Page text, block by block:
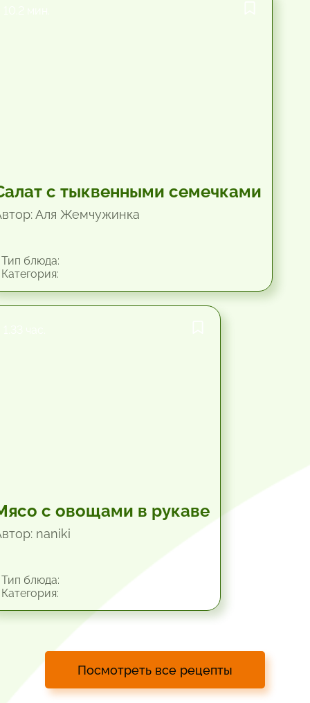
с тыквенными семечками
Аля Жемчужинка
блюда:
с овощами в рукаве
naniki
блюда:
Посмотреть все рецепты